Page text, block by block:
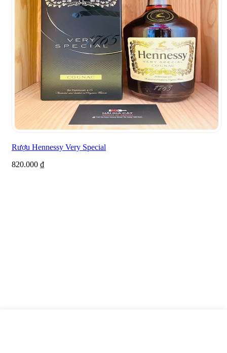
Rượu Hennessy Very Special
820.000 ₫